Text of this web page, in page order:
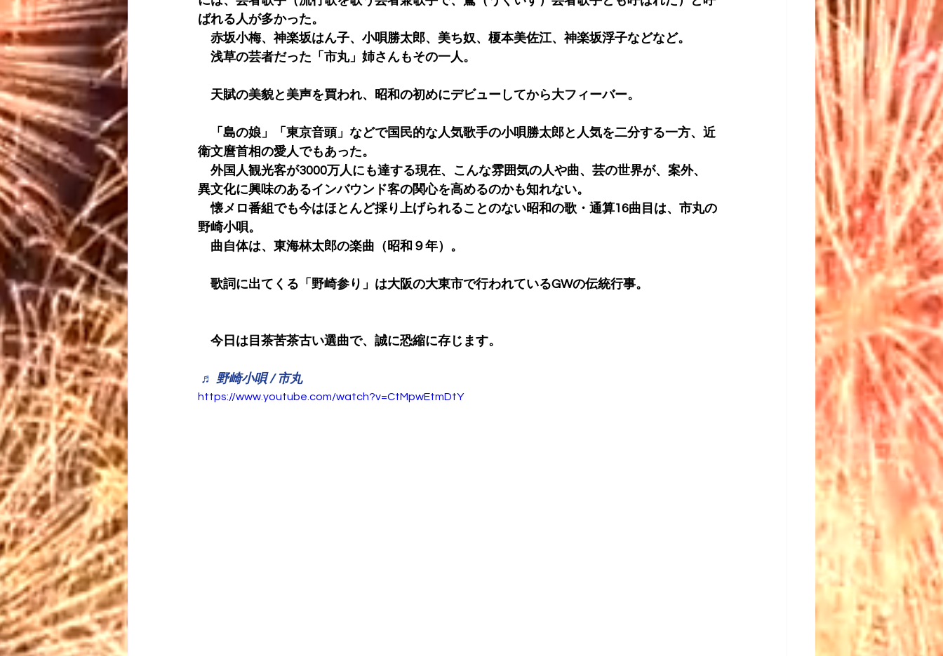
ばれる人が多かった。
赤坂小梅、神楽坂はん子、小唄勝太郎、美ち奴、榎本美佐江、神楽坂浮子などなど。
浅草の芸者だった「市丸」姉さんもその一人。
天賦の美貌と美声を買われ、昭和の初めにデビューしてから大フィーバー。
「島の娘」「東京音頭」などで国民的な人気歌手の小唄勝太郎と人気を二分する一方、近
衛文麿首相の愛人でもあった。
外国人観光客が3000万人にも達する現在、こんな雰囲気の人や曲、芸の世界が、案外、
異文化に興味のあるインバウンド客の関心を高めるのかも知れない。
懐メロ番組でも今はほとんど採り上げられることのない昭和の歌・通算16曲目は、市丸の
野崎小唄。
曲自体は、東海林太郎の楽曲（昭和９年）。
歌詞に出てくる「野崎参り」は大阪の大東市で行われているGWの伝統行事。
今日は目茶苦茶古い選曲で、誠に恐縮に存じます。
♬ 野崎小唄 / 市丸
https://www.youtube.com/watch?v=CtMpwEtmDtY